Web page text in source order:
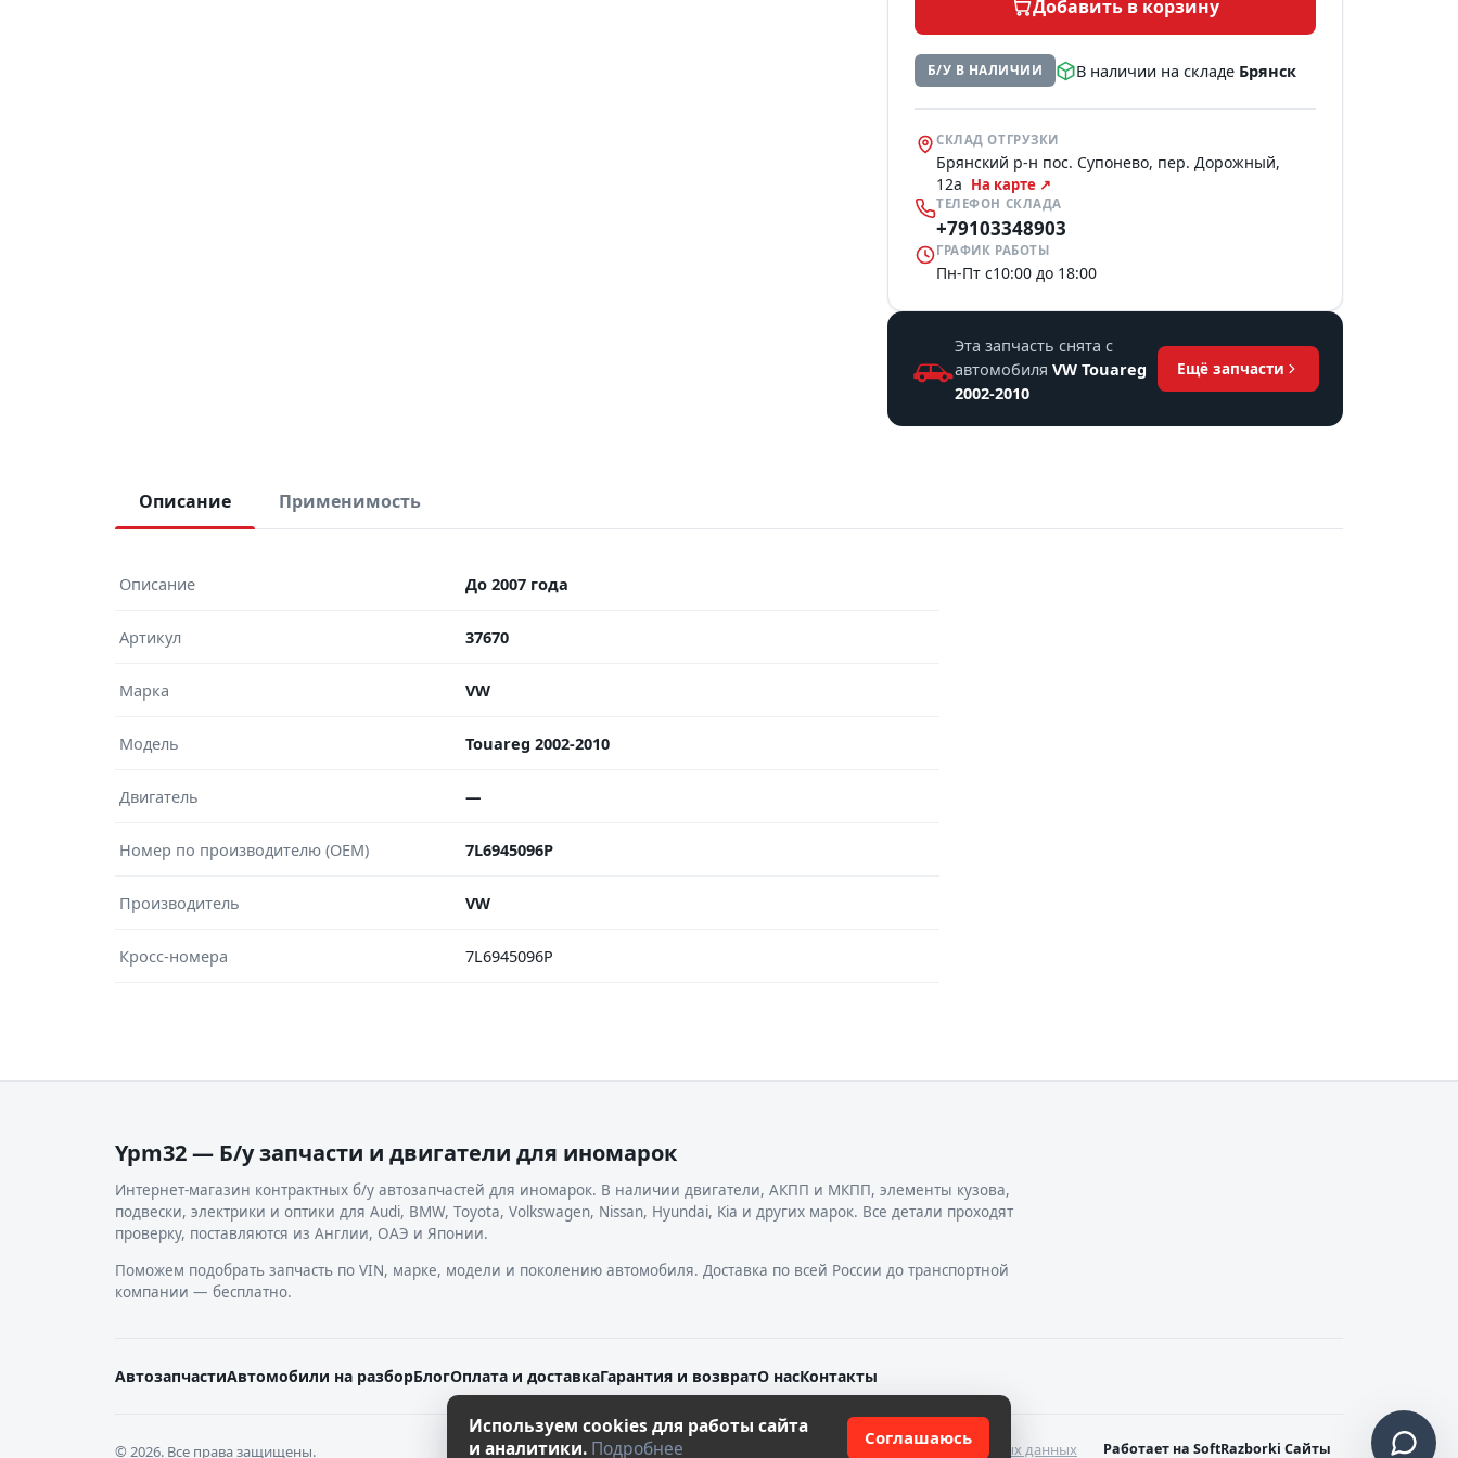
Добавить в корзину
Б/У В НАЛИЧИИ В наличии на складе Брянск
СКЛАД ОТГРУЗКИ
Брянский р-н пос. Супонево, пер. Дорожный,
12а На карте ↗
ТЕЛЕФОН СКЛАДА
+79103348903
ГРАФИК РАБОТЫ
Пн-Пт с10:00 до 18:00
Эта запчасть снята с
автомобиля VW Touareg
2002-2010
Ещё запчасти
Описание Применимость
Описание До 2007 года
Артикул 37670
Марка VW
Модель Touareg 2002-2010
Двигатель —
Номер по производителю (OEM) 7L6945096P
Производитель VW
Кросс-номера 7L6945096P
Ypm32 — Б/у запчасти и двигатели для иномарок
Интернет-магазин контрактных б/у автозапчастей для иномарок. В наличии двигатели, АКПП и МКПП, элементы кузова,
подвески, электрики и оптики для Audi, BMW, Toyota, Volkswagen, Nissan, Hyundai, Kia и других марок. Все детали проходят
проверку, поставляются из Англии, ОАЭ и Японии.
Поможем подобрать запчасть по VIN, марке, модели и поколению автомобиля. Доставка по всей России до транспортной
компании — бесплатно.
АвтозапчастиАвтомобили на разборБлогОплата и доставкаГарантия и возвратО насКонтакты
© 2026. Все права защищены. Политика конфиденциальности Согласие на обработку персональных данных Работает на SoftRazborki Сайты
Используем cookies для работы сайта
и аналитики. Подробнее Соглашаюсь